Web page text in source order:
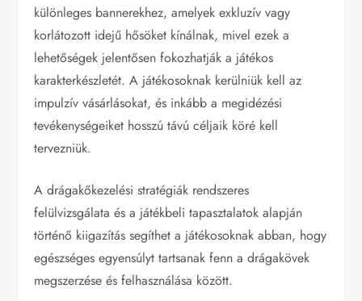
különleges bannerekhez, amelyek exkluzív vagy
korlátozott idejű hősöket kínálnak, mivel ezek a
lehetőségek jelentősen fokozhatják a játékos
karakterkészletét. A játékosoknak kerülniük kell az
impulzív vásárlásokat, és inkább a megidézési
tevékenységeiket hosszú távú céljaik köré kell
tervezniük.
A drágakőkezelési stratégiák rendszeres
felülvizsgálata és a játékbeli tapasztalatok alapján
történő kiigazítás segíthet a játékosoknak abban, hogy
egészséges egyensúlyt tartsanak fenn a drágakövek
megszerzése és felhasználása között.